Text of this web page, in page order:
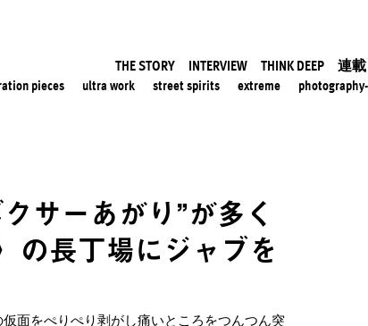
THE STORY INTERVIEW THINK DEEP 連載
pieces ultra work street spirits extreme
サーあがり”が多く
長丁場にジャブを
面をぺりぺり剥がし痛いところをつんつん突